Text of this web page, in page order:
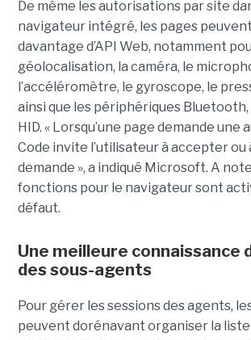
De même les autorisations par site
navigateur intégré, les pages
davantage d’API Web, notamment
géolocalisation, la caméra, le
l’accéléromètre, le gyroscope, le
ainsi que les périphériques Bluetooth,
HID. « Lorsqu’une page demande une
Code invite l’utilisateur à accepter ou
demande », a indiqué Microsoft. A
fonctions pour le navigateur sont
défaut.
Une meilleure connaissance
des sous-agents
Pour gérer les sessions des agents,
peuvent dorénavant organiser la liste